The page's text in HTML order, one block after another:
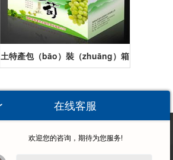
土特產包（bāo）裝（zhuāng）箱
訪問手機端
在线客服
欢迎您的咨询，期待为您服务!